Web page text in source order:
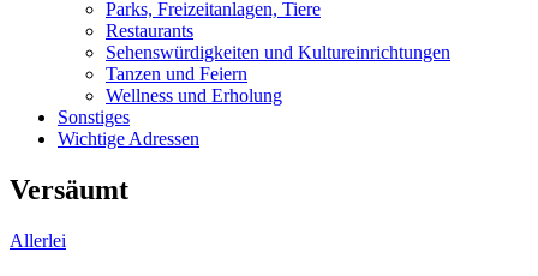
Parks, Freizeitanlagen, Tiere
Restaurants
Sehenswürdigkeiten und Kultureinrichtungen
Tanzen und Feiern
Wellness und Erholung
Sonstiges
Wichtige Adressen
Versäumt
Allerlei